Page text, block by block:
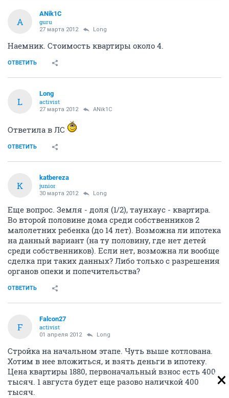
A
ANik1C
guru
27 марта 2012 Long
Наемник. Стоимость квартиры около 4.
ОТВЕТИТЬ
L
Long
activist
27 марта 2012 ANik1C
Ответила в ЛС
ОТВЕТИТЬ
K
katbereza
junior
30 марта 2012 Long
Еще вопрос. Земля - доля (1/2), таунхаус - квартира.
Во второй половине дома среди собственников 2
малолетних ребенка (до 14 лет). Возможна ли ипотека
на данный вариант (на ту половину, где нет детей
среди собственников). Если нет, возможна ли вообще
сделка при таких данных? Либо только с разрешения
органов опеки и попечительства?
ОТВЕТИТЬ
F
Falcon27
activist
01 апреля 2012 Long
Стройка на начальном этапе. Чуть выше котлована.
Хотим в нее вложиться, и взять деньги в ипотеку.
Цена квартиры 1880, первоначальный взнос есть 400
тысяч. 1 августа будет еще разово наличкой 400
тысяч.